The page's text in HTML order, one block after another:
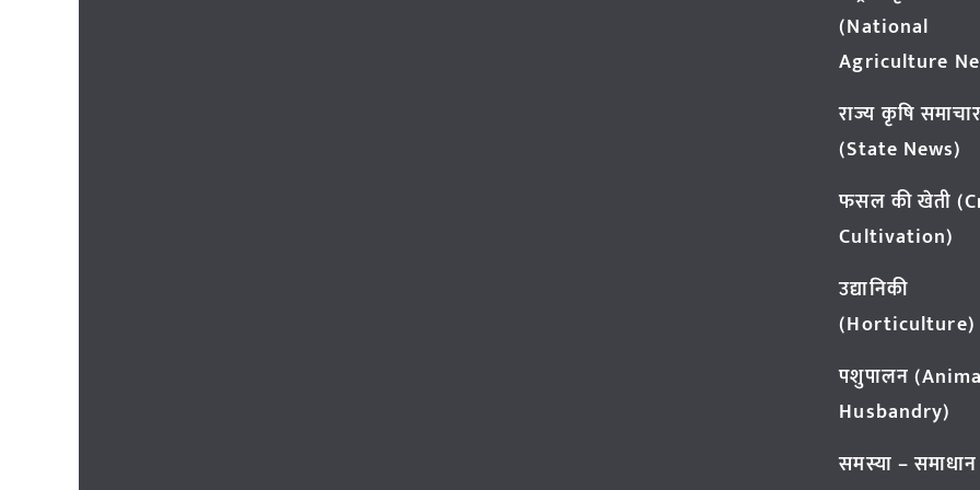
(National
Agriculture
राज्य कृषि समाचार
(State News)
फसल की खेती
Cultivation)
उद्यानिकी
(Horticulture)
पशुपालन
Husbandry)
समस्या – समाधान